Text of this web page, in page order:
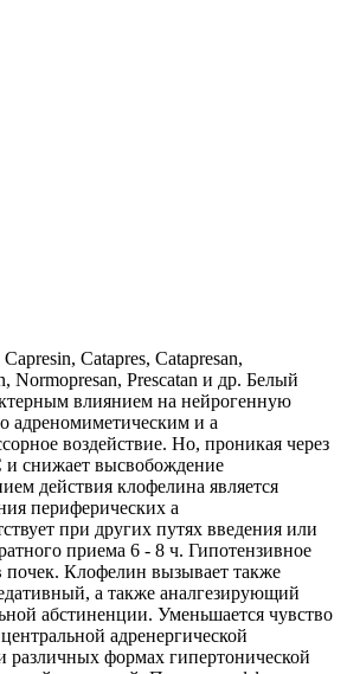
Catapres, Catapresan,
Prescatan и др. Белый
влиянием на нейрогенную
адреномиметическим и a
воздействие. Но, проникая через
и снижает высвобождение
действия клофелина является
периферических a
при других путях введения или
приема 6 - 8 ч. Гипотензивное
почек. Клофелин вызывает также
а также аналгезирующий
абстиненции. Уменьшается чувство
адренергической
различных формах гипертонической